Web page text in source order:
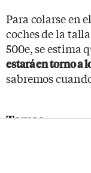
Para colarse en
coches de la
500e, se estima
estará en torno a
sabremos
Temas